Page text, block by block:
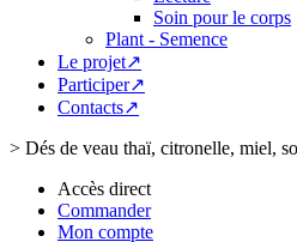
Soin pour le corps
Plant - Semence
Le projet↗
Participer↗
Contacts↗
> Dés de veau thaï, citronelle, miel,
Accès direct
Commander
Mon compte